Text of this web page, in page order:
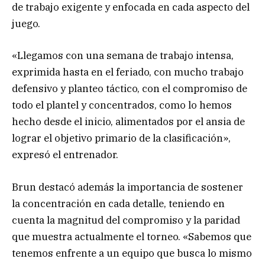
de trabajo exigente y enfocada en cada aspecto del
juego.
«Llegamos con una semana de trabajo intensa,
exprimida hasta en el feriado, con mucho trabajo
defensivo y planteo táctico, con el compromiso de
todo el plantel y concentrados, como lo hemos
hecho desde el inicio, alimentados por el ansia de
lograr el objetivo primario de la clasificación»,
expresó el entrenador.
Brun destacó además la importancia de sostener
la concentración en cada detalle, teniendo en
cuenta la magnitud del compromiso y la paridad
que muestra actualmente el torneo. «Sabemos que
tenemos enfrente a un equipo que busca lo mismo